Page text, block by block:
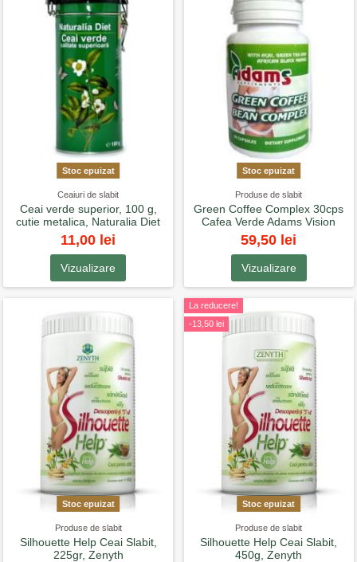
Stoc epuizat
Ceaiuri de slabit
Ceai verde superior, 100 g,
cutie metalica, Naturalia Diet
11,00 lei
Vizualizare
Stoc epuizat
Produse de slabit
Green Coffee Complex 30cps
Cafea Verde Adams Vision
59,50 lei
Vizualizare
Stoc epuizat
Produse de slabit
Silhouette Help Ceai Slabit,
225gr, Zenyth
La reducere!
-13,50 lei
Stoc epuizat
Produse de slabit
Silhouette Help Ceai Slabit,
450g, Zenyth